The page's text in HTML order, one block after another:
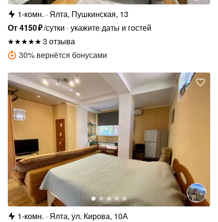
1-комн.
Ялта, Пушкинская, 13
От4150₽/сутки укажите даты и гостей
3 отзыва
30% вернётся бонусами
1-комн.
Ялта, ул. Кирова, 10А